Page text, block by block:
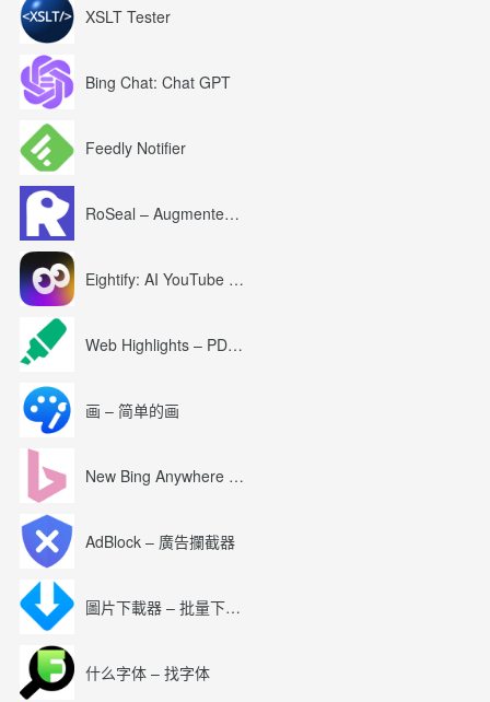
XSLT Tester
Bing Chat: Chat GPT
Feedly Notifier
RoSeal – Augmented Roblox Experience
Eightify: AI YouTube Summary with ChatGPT
Web Highlights – PDF & Web Highlighter
画 – 简单的画
New Bing Anywhere (Bing Chat GPT-4)
AdBlock – 廣告攔截器
圖片下載器 – 批量下載圖片
什么字体 – 找字体